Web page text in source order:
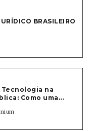
BRASILEIRO
na
Como uma...